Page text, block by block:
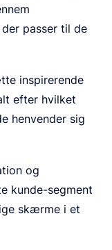
passer til de
inspirerende
efter hvilket
henvender sig
og
kunde-segment
skærme i et